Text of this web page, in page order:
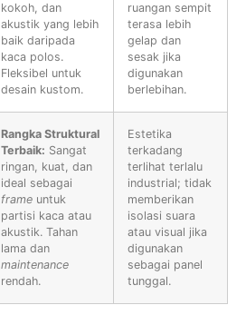
kokoh, dan
akustik yang lebih
baik daripada
kaca polos.
Fleksibel untuk
desain kustom.
ruangan sempit
terasa lebih
gelap dan
sesak jika
digunakan
berlebihan.
Rangka Struktural
Terbaik: Sangat
ringan, kuat, dan
ideal sebagai
frame untuk
partisi kaca atau
akustik. Tahan
lama dan
maintenance
rendah.
Estetika
terkadang
terlihat terlalu
industrial; tidak
memberikan
isolasi suara
atau visual jika
digunakan
sebagai panel
tunggal.